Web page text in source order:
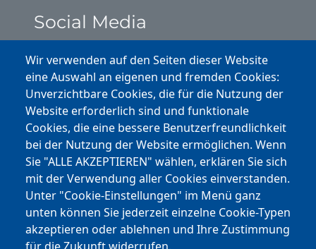
Wir verwenden auf den Seiten dieser Website
eine Auswahl an eigenen und fremden Cookies:
Unverzichtbare Cookies, die für die Nutzung der
Website erforderlich sind und funktionale
Cookies, die eine bessere Benutzerfreundlichkeit
bei der Nutzung der Website ermöglichen. Wenn
Sie "ALLE AKZEPTIEREN" wählen, erklären Sie sich
mit der Verwendung aller Cookies einverstanden.
Unter "Cookie-Einstellungen" im Menü ganz
unten können Sie jederzeit einzelne Cookie-Typen
akzeptieren oder ablehnen und Ihre Zustimmung
Social Media
Instagram
Facebook
Youtube
Andere Bereiche
transp. Verwaltung / Amm. Trasparente
Nationaler Plan für Aufbau und Resilienz
Cookie-Einstellungen